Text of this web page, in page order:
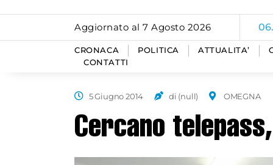
Aggiornato al 7 Agosto 2026
CRONACA POLITICA ATTUALITA’
CONTATTI
5 Giugno 2014 di (null) OMEGNA
Cercano